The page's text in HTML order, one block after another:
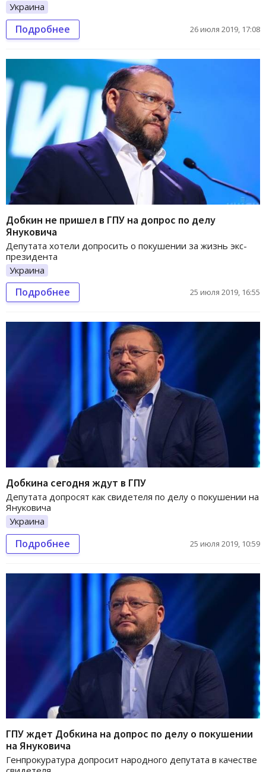
Украина
Подробнее 26 июля 2019, 17:08
Добкин не пришел в ГПУ на допрос по делу
Януковича
Депутата хотели допросить о покушении за жизнь экс-
президента
Украина
Подробнее 25 июля 2019, 16:55
Добкина сегодня ждут в ГПУ
Депутата допросят как свидетеля по делу о покушении на
Януковича
Украина
Подробнее 25 июля 2019, 10:59
ГПУ ждет Добкина на допрос по делу о покушении
на Януковича
Генпрокуратура допросит народного депутата в качестве